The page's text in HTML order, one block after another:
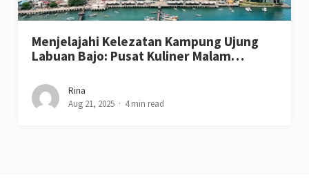
Menjelajahi Kelezatan Kampung Ujung
Labuan Bajo: Pusat Kuliner Malam…
Rina
Aug 21, 2025
4 min read